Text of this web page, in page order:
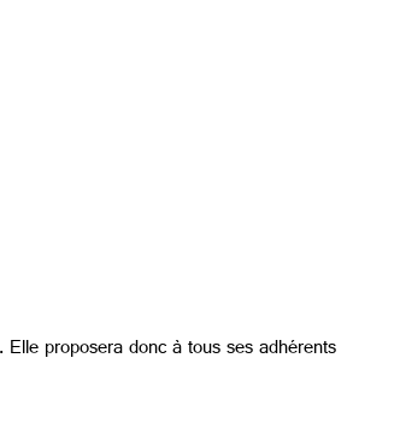
Elle proposera donc à tous ses adhérents